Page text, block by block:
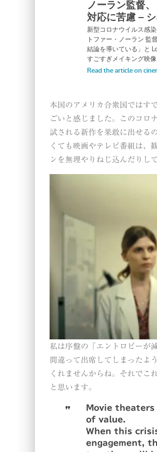
本国のアメリカ合衆国ではす
ごいと感じました。このコロ
試される新作を果敢に出せる
くても映画やテレビ番組は、
ンを無理やりねじ込んだりし
私は序盤の「エントロピーが
間違って出席してしまったよ
くれませんからね。それでこ
と思います。
Movie
of value.
When this
engagement,